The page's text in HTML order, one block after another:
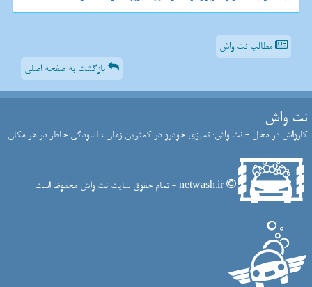
مطالب نت واش
بازگشت به صفحه اصلی
نت واش
کارواش در محل - نت واش: تمیزی خودرو در کمترین زمان ، آسودگی خاطر در هر مکان
netwash.ir - تمام حقوق سایت نت واش محفوظ است